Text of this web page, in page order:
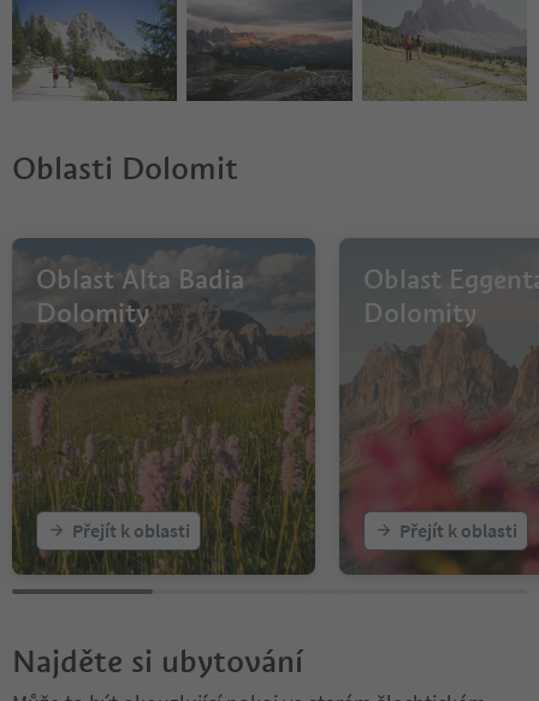
Oblasti Dolomit
Oblast Alta Badia
Dolomity
Přejít k oblasti
Oblast
Dolomity
Přejít k oblasti
Najděte si ubytování